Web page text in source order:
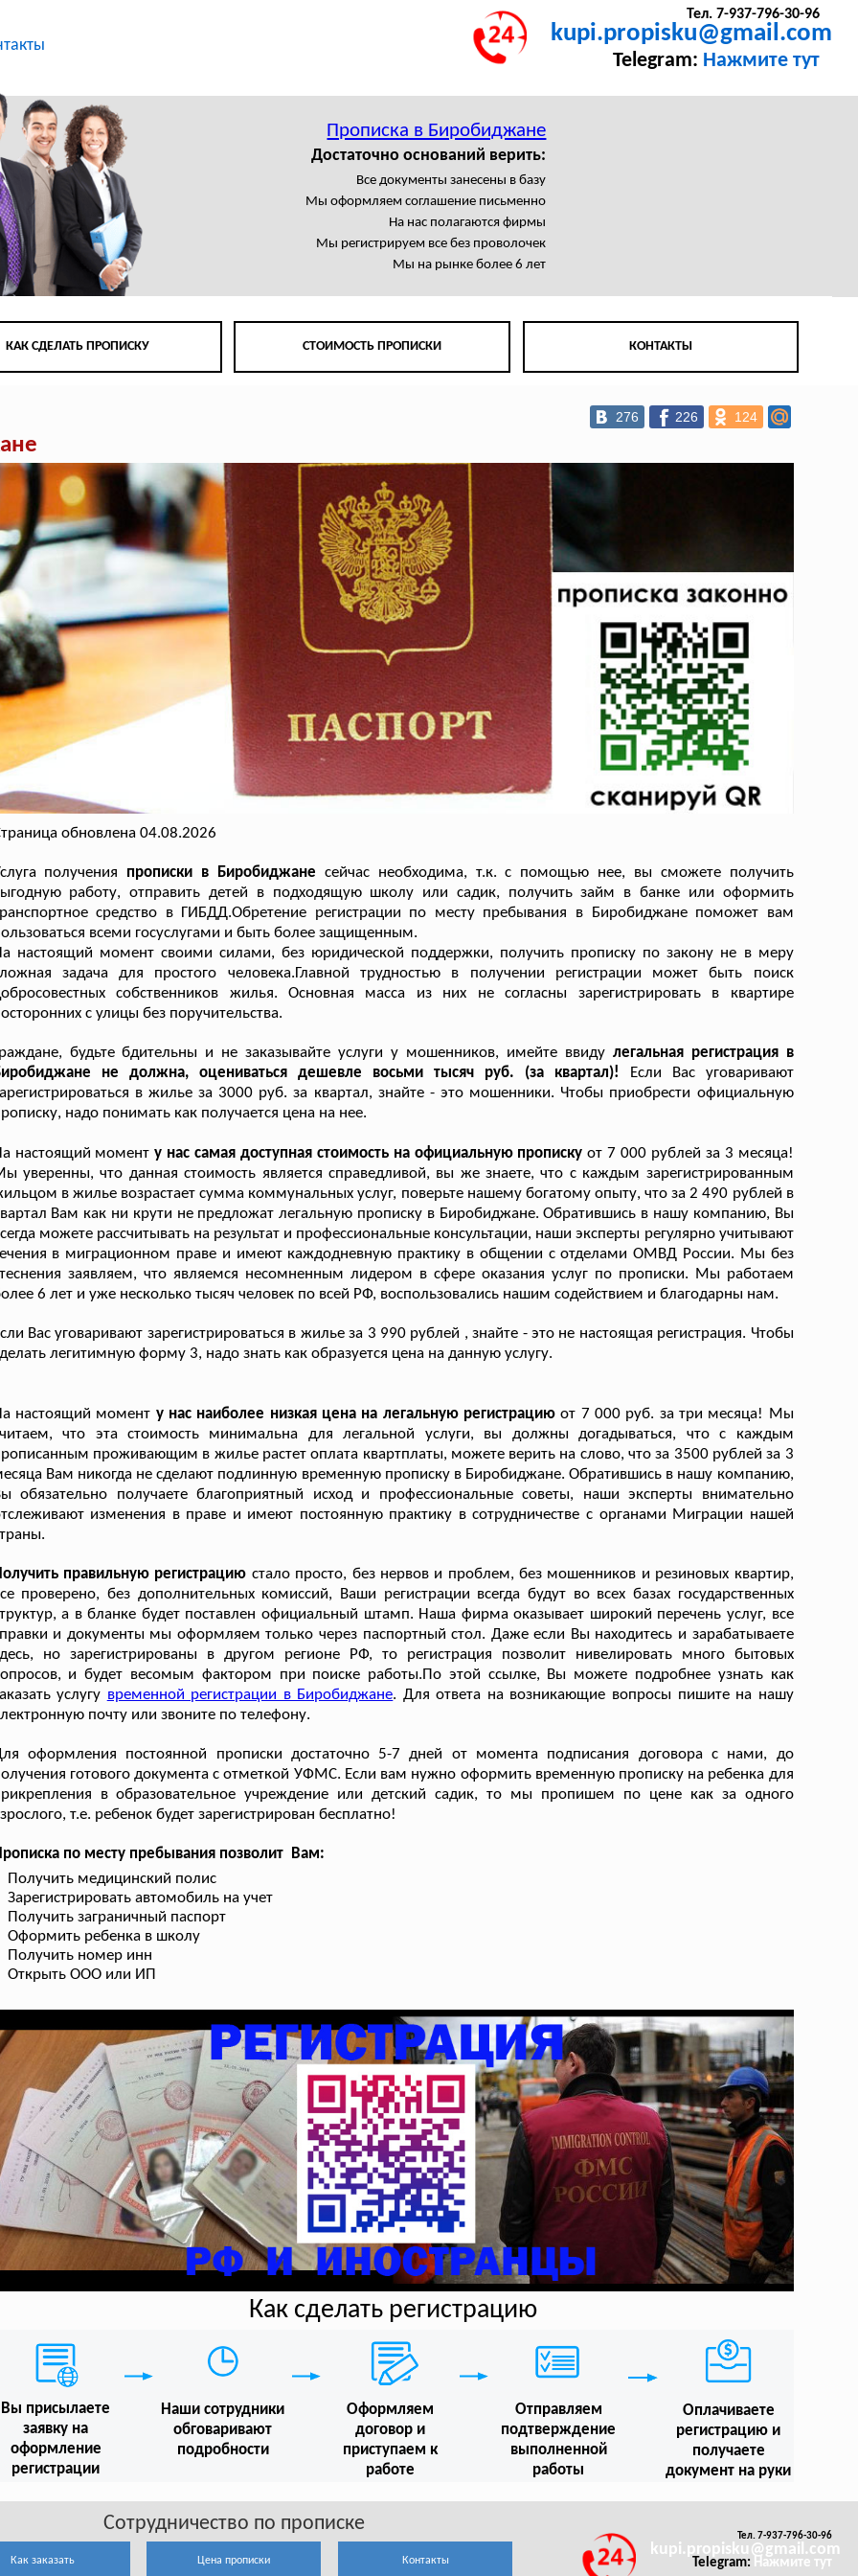
Тел. 7-937-796-30-96
kupi.propisku@gmail.com
Telegram: Нажмите тут
Прописка в Биробиджане
Достаточно оснований верить:
Все документы занесены в базу
Мы оформляем соглашение письменно
На нас полагаются фирмы
Мы регистрируем все без проволочек
Мы на рынке более 6 лет
КАК СДЕЛАТЬ ПРОПИСКУ СТОИМОСТЬ ПРОПИСКИ КОНТАКТЫ
276 226 124
обновлена 04.08.2026
получения прописки в Биробиджане сейчас необходима, т.к. с помощью нее, вы сможете получить
работу, отправить детей в подходящую школу или садик, получить займ в банке или оформить
средство в ГИБДД.Обретение регистрации по месту пребывания в Биробиджане поможет вам
всеми госуслугами и быть более защищенным.
настоящий момент своими силами, без юридической поддержки, получить прописку по закону не в меру
задача для простого человека.Главной трудностью в получении регистрации может быть поиск
собственников жилья. Основная масса из них не согласны зарегистрировать в квартире
с улицы без поручительства.
будьте бдительны и не заказывайте услуги у мошенников, имейте ввиду легальная регистрация в
не должна, оцениваться дешевле восьми тысяч руб. (за квартал)!
Если Вас уговаривают
в жилье за 3000 руб. за квартал, знайте - это мошенники. Чтобы приобрести официальную
надо понимать как получается цена на нее.
настоящий момент у нас самая доступная стоимость на официальную пропискуот 7 000 рублей за 3 месяца!
уверенны, что данная стоимость является справедливой, вы же знаете, что с каждым зарегистрированным
в жилье возрастает сумма коммунальных услуг, поверьте нашему богатому опыту, что за 2 490 рублей в
Вам как ни крути не предложат легальную прописку в Биробиджане. Обратившись в нашу компанию, Вы
можете рассчитывать на результат и профессиональные консультации, наши эксперты регулярно учитывают
в миграционном праве и имеют каждодневную практику в общении с отделами ОМВД России. Мы без
заявляем, что являемся несомненным лидером в сфере оказания услуг по прописки. Мы работаем
6 лет и уже несколько тысяч человек по всей РФ, воспользовались нашим содействием и благодарны нам.
Вас уговаривают зарегистрироваться в жилье за 3 990 рублей , знайте - это не настоящая регистрация. Чтобы
легитимную форму 3, надо знать как образуется цена на данную услугу.
настоящий момент у нас наиболее низкая цена на легальную регистрациюот 7 000 руб. за три месяца! Мы
что эта стоимость минимальна для легальной услуги, вы должны догадываться, что с каждым
проживающим в жилье растет оплата квартплаты, можете верить на слово, что за 3500 рублей за 3
Вам никогда не сделают подлинную временную прописку в Биробиджане. Обратившись в нашу компанию,
обязательно получаете благоприятный исход и профессиональные советы, наши эксперты внимательно
изменения в праве и имеют постоянную практику в сотрудничестве с органами Миграции нашей
правильную регистрацию стало просто, без нервов и проблем, без мошенников и резиновых квартир,
проверено, без дополнительных комиссий, Ваши регистрации всегда будут во всех базах государственных
а в бланке будет поставлен официальный штамп. Наша фирма оказывает широкий перечень услуг, все
и документы мы оформляем только через паспортный стол. Даже если Вы находитесь и зарабатываете
но зарегистрированы в другом регионе РФ, то регистрация позволит нивелировать много бытовых
и будет весомым фактором при поиске работы.По этой ссылке, Вы можете подробнее узнать как
услугу временной регистрации в Биробиджане. Для ответа на возникающие вопросы пишите на нашу
почту или звоните по телефону.
оформления постоянной прописки достаточно 5-7 дней от момента подписания договора с нами, до
готового документа с отметкой УФМС. Если вам нужно оформить временную прописку на ребенка для
в образовательное учреждение или детский садик, то мы пропишем по цене как за одного
т.е. ребенок будет зарегистрирован бесплатно!
по месту пребывания позволит Вам:
Получить медицинский полис
Зарегистрировать автомобиль на учет
Получить заграничный паспорт
Оформить ребенка в школу
Получить номер инн
Открыть ООО или ИП
Как сделать регистрацию
Вы присылаете
заявку на
оформление
регистрации
Наши сотрудники
обговаривают
подробности
Оформляем
договор и
приступаем к
работе
Отправляем
подтверждение
выполненной
работы
Оплачиваете
регистрацию и
получаете
документ на руки
Сотрудничество по прописке
Как заказать Цена прописки Контакты
Тел. 7-937-796-30-96
kupi.propisku@gmail.com
Telegram: Нажмите тут